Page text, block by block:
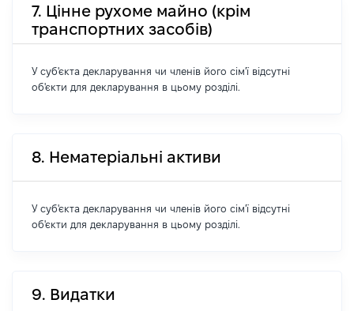
7. Цінне рухоме майно (крім
транспортних засобів)
У суб'єкта декларування чи членів його сім'ї відсутні
об'єкти для декларування в цьому розділі.
8. Нематеріальні активи
У суб'єкта декларування чи членів його сім'ї відсутні
об'єкти для декларування в цьому розділі.
9. Видатки